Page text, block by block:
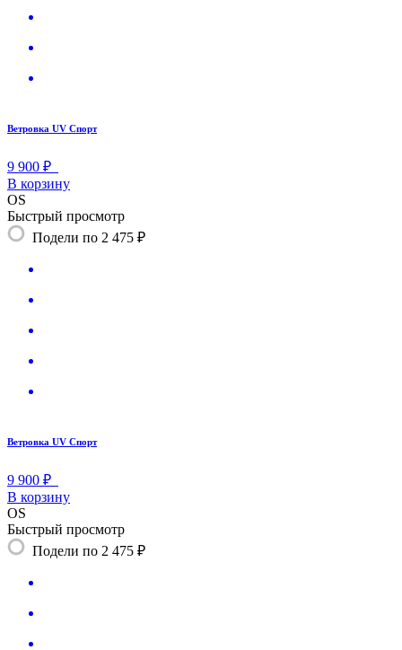
Ветровка UV Спорт
9 900 ₽
В корзину
OS
Быстрый просмотр
Подели по 2 475 ₽
Ветровка UV Спорт
9 900 ₽
В корзину
OS
Быстрый просмотр
Подели по 2 475 ₽